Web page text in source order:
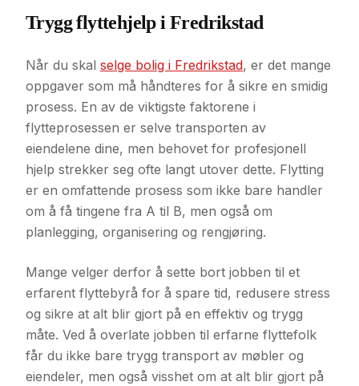
Trygg flyttehjelp i Fredrikstad
Når du skal selge bolig i Fredrikstad, er det mange
oppgaver som må håndteres for å sikre en smidig
prosess. En av de viktigste faktorene i
flytteprosessen er selve transporten av
eiendelene dine, men behovet for profesjonell
hjelp strekker seg ofte langt utover dette. Flytting
er en omfattende prosess som ikke bare handler
om å få tingene fra A til B, men også om
planlegging, organisering og rengjøring.
Mange velger derfor å sette bort jobben til et
erfarent flyttebyrå for å spare tid, redusere stress
og sikre at alt blir gjort på en effektiv og trygg
måte. Ved å overlate jobben til erfarne flyttefolk
får du ikke bare trygg transport av møbler og
eiendeler, men også visshet om at alt blir gjort på